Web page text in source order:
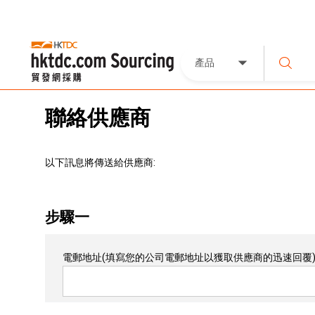
產品
聯絡供應商
以下訊息將傳送給供應商:
步驟一
電郵地址(填寫您的公司電郵地址以獲取供應商的迅速回覆)